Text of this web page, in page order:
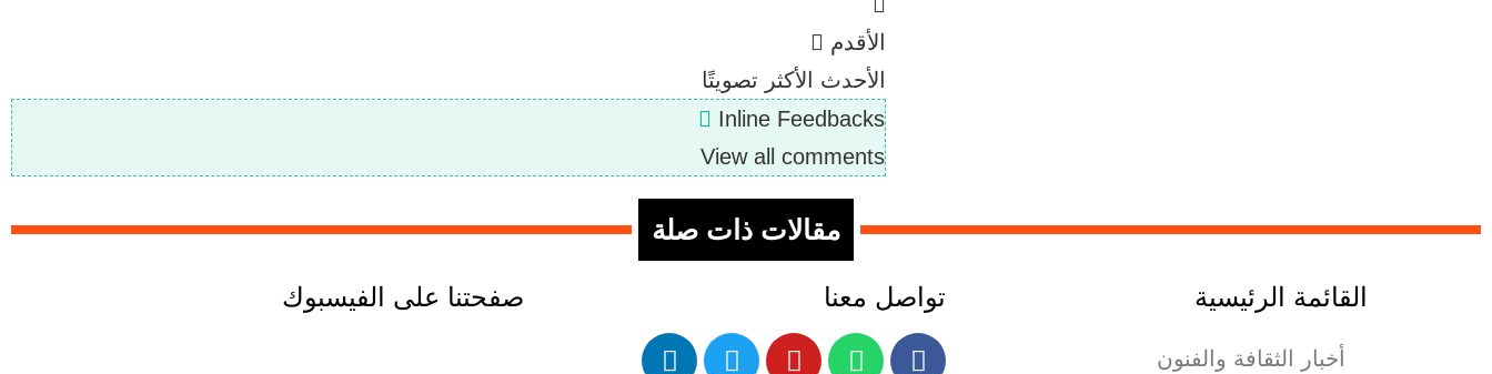
الأقدم
الأحدث
الأكثر تصويتًا
Inline Feedbacks
View all comments
مقالات ذات صلة
القائمة الرئيسية
أخبار الثقافة والفنون
تواصل معنا صفحتنا على الفيسبوك